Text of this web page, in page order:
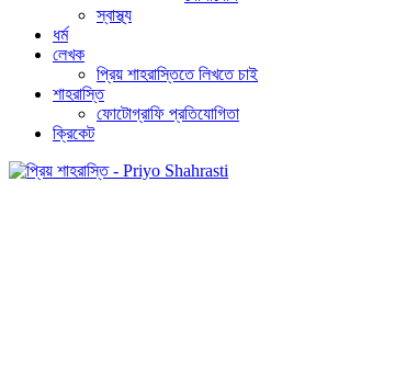
স্বাস্থ্য
ধর্ম
লেখক
প্রিয় শাহরাস্তিতে লিখতে চাই
শাহরাস্তি
ফোটোগ্রাফি প্রতিযোগিতা
ক্রিকেট